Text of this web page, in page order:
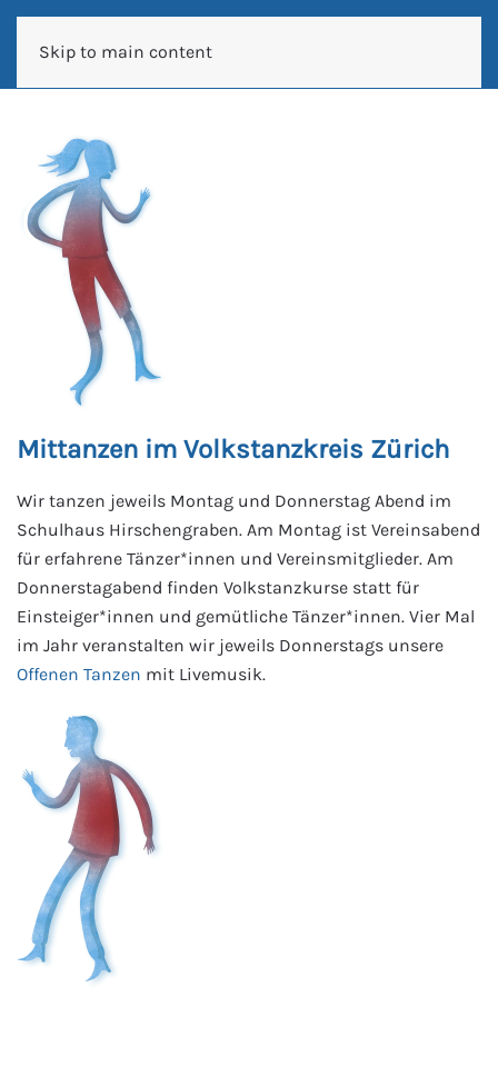
Skip to main content
Mittanzen im Volkstanzkreis Zürich
Wir tanzen jeweils Montag und Donnerstag Abend im
Schulhaus Hirschengraben. Am Montag ist Vereinsabend
für erfahrene Tänzer*innen und Vereinsmitglieder. Am
Donnerstagabend finden Volkstanzkurse statt für
Einsteiger*innen und gemütliche Tänzer*innen. Vier Mal
im Jahr veranstalten wir jeweils Donnerstags unsere
Offenen Tanzen mit Livemusik.